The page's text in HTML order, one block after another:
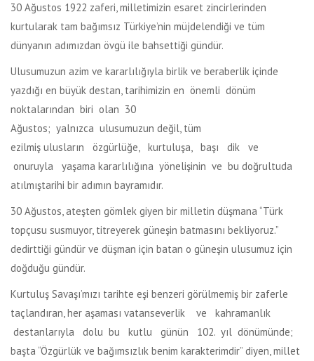
30 Ağustos 1922 zaferi, milletimizin esaret zincirlerinden
kurtularak tam bağımsız Türkiye’nin müjdelendiği ve tüm
dünyanın adımızdan övgü ile bahsettiği gündür.
Ulusumuzun azim ve kararlılığıyla birlik ve beraberlik içinde
yazdığı en büyük destan, tarihimizin en önemli dönüm
noktalarından biri olan 30
Ağustos; yalnızca ulusumuzun değil, tüm
ezilmiş ulusların özgürlüğe, kurtuluşa, başı dik ve
onuruyla yaşama kararlılığına yönelişinin ve bu doğrultuda
atılmıştarihi bir adımın bayramıdır.
30 Ağustos, ateşten gömlek giyen bir milletin düşmana “Türk
topçusu susmuyor, titreyerek güneşin batmasını bekliyoruz.”
dedirttiği gündür ve düşman için batan o güneşin ulusumuz için
doğduğu gündür.
Kurtuluş Savaşı’mızı tarihte eşi benzeri görülmemiş bir zaferle
taçlandıran, her aşaması vatanseverlik ve kahramanlık
destanlarıyla dolu bu kutlu günün 102. yıl dönümünde;
başta “Özgürlük ve bağımsızlık benim karakterimdir” diyen, millet